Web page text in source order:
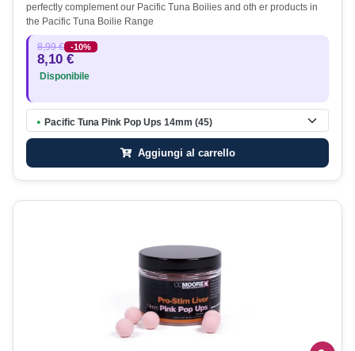
perfectly complement our Pacific Tuna Boilies and oth er products in
the Pacific Tuna Boilie Range
8,99 € -10%
8,10 €
Disponibile
● Pacific Tuna Pink Pop Ups 14mm (45)
Aggiungi al carrello